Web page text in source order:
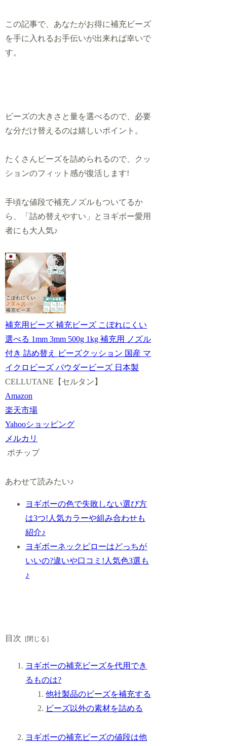
この記事で、あなたがお得に補充ビーズ
を手に入れるお手伝いが出来れば幸いで
す。
ビーズの大きさと量を選べるので、必要
な分だけ替えるのは嬉しいポイント 。
たくさんビーズを詰められるので、クッ
ションのフィット感が復活します!
手頃な値段で補充ノズルもついてるか
ら、「詰め替えやすい」とヨギボー愛用
者にも大人気♪
補充用ビーズ 補充ビーズ こぼれにくい
選べる 1mm 3mm 500g 1kg 補充用 ノズル
付き 詰め替え ビーズクッション 国産 マ
イクロビーズ パウダービーズ 日本製
CELLUTANE【セルタン】
Amazon
楽天市場
Yahooショッピング
メルカリ
ポチップ
あわせて読みたい♪
ヨギボーの色で失敗しない選び方
は3つ!人気カラーや組み合わせも
紹介♪
ヨギボーネックピローはどっちが
いいの?違いや口コミ!人気色3選も
♪
目次
ヨギボーの補充ビーズを代用でき
るものは?
他社製品のビーズを補充する
ビーズ以外の素材を詰める
ヨギボーの補充ビーズの値段は他